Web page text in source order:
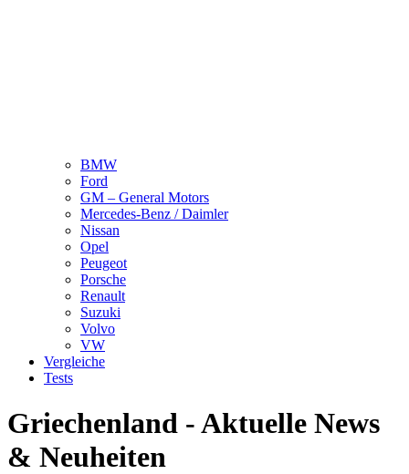
BMW
Ford
GM – General Motors
Mercedes-Benz / Daimler
Nissan
Opel
Peugeot
Porsche
Renault
Suzuki
Volvo
VW
Vergleiche
Tests
Griechenland - Aktuelle News
& Neuheiten